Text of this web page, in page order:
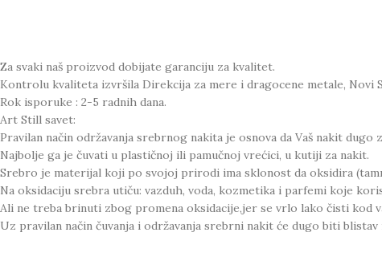
Za svaki naš proizvod dobijate garanciju za kvalitet.
Kontrolu kvaliteta izvršila Direkcija za mere i dragocene metale, Novi
Rok isporuke : 2-5 radnih dana.
Art Still savet:
Pravilan način održavanja srebrnog nakita je osnova da Vaš nakit dugo
Najbolje ga je čuvati u plastičnoj ili pamučnoj vrećici, u kutiji za nakit.
Srebro je materijal koji po svojoj prirodi ima sklonost da oksidira
Na oksidaciju srebra utiču: vazduh, voda, kozmetika i parfemi koje
Ali ne treba brinuti zbog promena oksidacije,jer se vrlo lako čisti kod
Uz pravilan način čuvanja i održavanja srebrni nakit će dugo biti blistav